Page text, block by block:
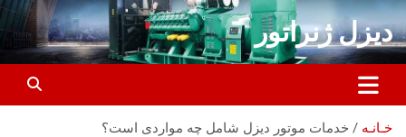
به
محتوا
برویددیزل ژنراتور
خـانـه خدمات موتور دیزل شامل چه مواردی است؟